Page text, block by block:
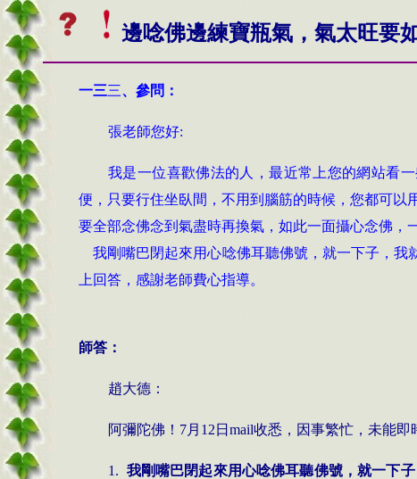
邊唸佛邊練寶瓶氣，氣太旺要
一三三、 參問：
張老師您好:
我是一位喜歡佛法的人，最近常上您的網站看
便，只要行住坐臥間，不用到腦筋的時候，您都可
要全部念佛念到氣盡時再換氣，如此一面攝心念佛，
我剛嘴巴閉起來用心唸佛耳聽佛號，就一下子，
上回答，感謝老師費心指導。
師答：
趙大德：
阿彌陀佛！ 7月 12 日 mail收悉，因事繁忙，未能即
1. 我剛嘴巴閉起來用心唸佛耳聽佛號，就一下